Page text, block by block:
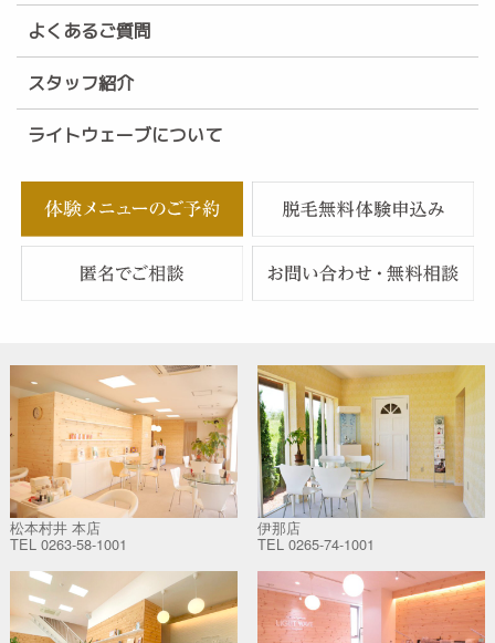
よくあるご質問
スタッフ紹介
ライトウェーブについて
松本村井 本店
TEL 0263-58-1001
伊那店
TEL 0265-74-1001